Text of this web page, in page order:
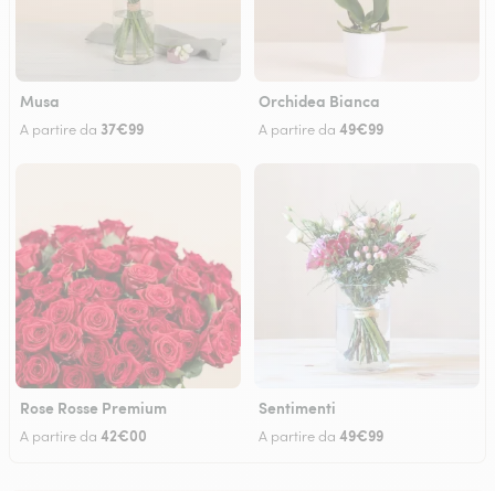
Musa
A partire da 37€99
Orchidea Bianca
A partire da 49€99
Rose Rosse Premium
A partire da 42€00
Sentimenti
A partire da 49€99